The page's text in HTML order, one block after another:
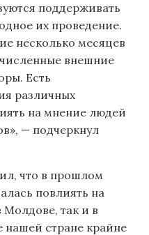
поддерживать
их проведение.
несколько месяцев
внешние
Есть
различных
на мнение людей
— подчеркнул
что в прошлом
повлиять на
Молдове, так и в
нашей стране крайне